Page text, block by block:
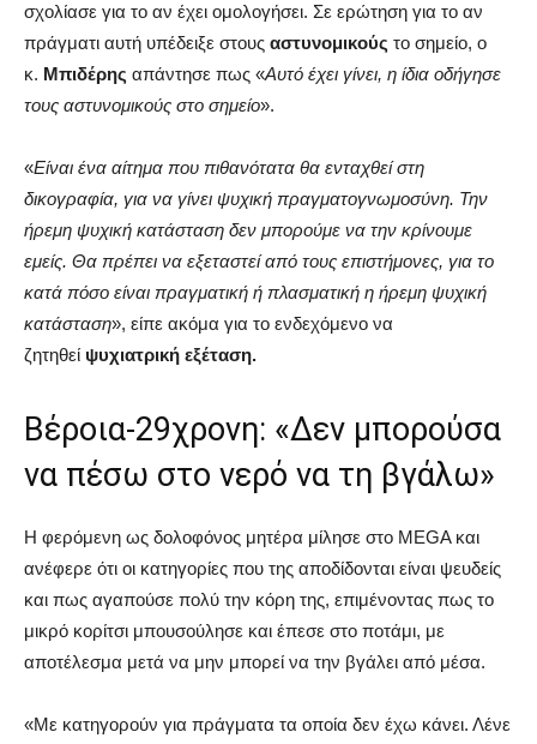
σχολίασε για το αν έχει ομολογήσει. Σε ερώτηση για το αν
πράγματι αυτή υπέδειξε στους αστυνομικούς το σημείο, ο
κ. Μπιδέρης απάντησε πως «Αυτό έχει γίνει, η ίδια οδήγησε
τους αστυνομικούς στο σημείο».
«Είναι ένα αίτημα που πιθανότατα θα ενταχθεί στη
δικογραφία, για να γίνει ψυχική πραγματογνωμοσύνη. Την
ήρεμη ψυχική κατάσταση δεν μπορούμε να την κρίνουμε
εμείς. Θα πρέπει να εξεταστεί από τους επιστήμονες, για το
κατά πόσο είναι πραγματική ή πλασματική η ήρεμη ψυχική
κατάσταση», είπε ακόμα για το ενδεχόμενο να
ζητηθεί ψυχιατρική εξέταση.
Βέροια-29χρονη: «Δεν μπορούσα
να πέσω στο νερό να τη βγάλω»
Η φερόμενη ως δολοφόνος μητέρα μίλησε στο MEGA και
ανέφερε ότι οι κατηγορίες που της αποδίδονται είναι ψευδείς
και πως αγαπούσε πολύ την κόρη της, επιμένοντας πως το
μικρό κορίτσι μπουσούλησε και έπεσε στο ποτάμι, με
αποτέλεσμα μετά να μην μπορεί να την βγάλει από μέσα.
«Με κατηγορούν για πράγματα τα οποία δεν έχω κάνει. Λένε